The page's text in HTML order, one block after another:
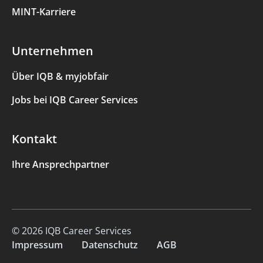
MINT-Karriere
Unternehmen
Über IQB & myjobfair
Jobs bei IQB Career Services
Kontakt
Ihre Ansprechpartner
© 2026 IQB Career Services
Impressum
Datenschutz AGB